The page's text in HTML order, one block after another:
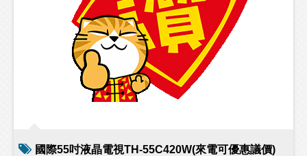
國際55吋液晶電視TH-55C420W(來電可優惠議價)